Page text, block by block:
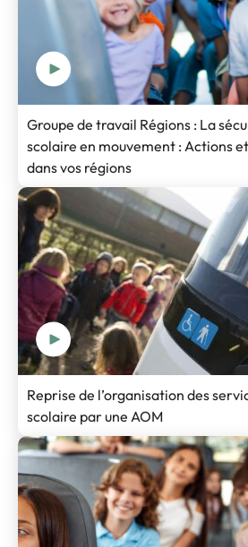
Groupe de travail Régions : La
scolaire en mouvement : Actions
dans vos régions
Reprise de l’organisation des
scolaire par une AOM